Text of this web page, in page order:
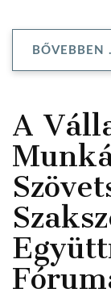
BŐVEBBEN
A